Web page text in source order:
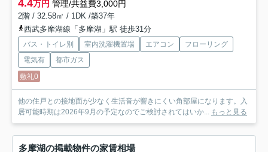
4.4万円 管理/共益費3,000円
2階 / 32.58㎡ / 1DK /築37年
西武多摩湖線「多摩湖」駅 徒歩31分
バス・トイレ別 室内洗濯機置場 エアコン
フローリング
電気有
都市ガス
敷礼0
他の住戸との接地面が少なく生活音が響きにくい角部屋になります。入
居可能時期は2026年9月の予定なのでご検討されてはいか... もっと見る
多摩湖の掲載物件の家賃相場